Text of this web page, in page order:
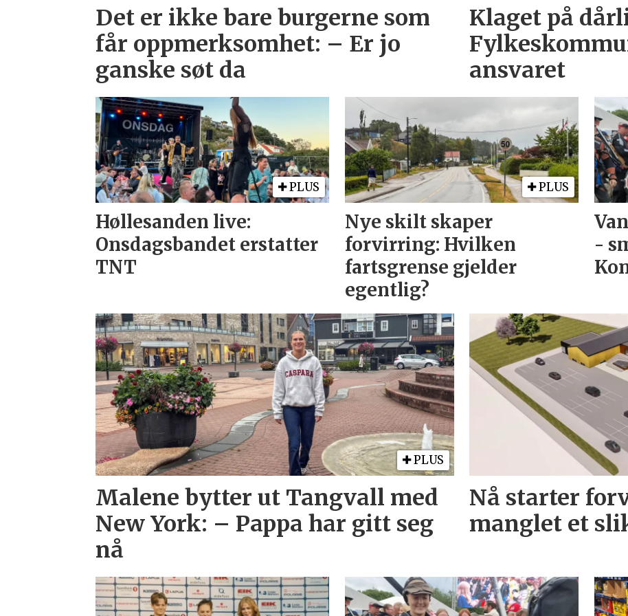
Det er ikke bare burgerne som
får oppmerksomhet: – Er jo
ganske søt da
Klaget på
ansvaret
PLUS
Høllesanden live:
Onsdagsbandet erstatter
TNT
PLUS
Nye skilt skaper
forvirring: Hvilken
fartsgrense gjelder
egentlig?
-
PLUS
Malene bytter ut Tangvall med
New York: – Pappa har gitt seg
nå
Nå starter
manglet et